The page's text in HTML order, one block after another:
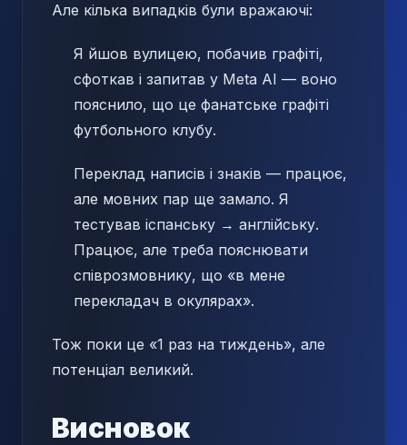
Але кілька випадків були вражаючі:
Я йшов вулицею, побачив графіті,
сфоткав і запитав у Meta AI — воно
пояснило, що це фанатське графіті
футбольного клубу.
Переклад написів і знаків — працює,
але мовних пар ще замало. Я
тестував іспанську → англійську.
Працює, але треба пояснювати
співрозмовнику, що «в мене
перекладач в окулярах».
Тож поки це «1 раз на тиждень», але
потенціал великий.
Висновок